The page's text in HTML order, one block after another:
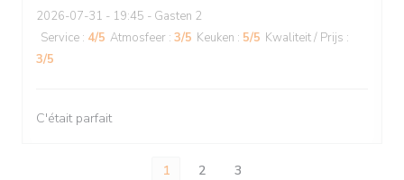
2026-07-31 - 19:45 - Gasten 2
Service : 4/5 Atmosfeer : 3/5 Keuken : 5/5 Kwaliteit / Prijs :
3/5
C'était parfait
1 2 3